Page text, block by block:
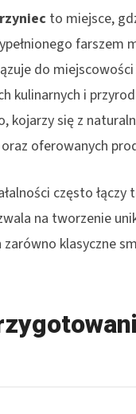
to miejsce,
do
kulinarnych i
kojarzy się z
oferowanych
często
na tworzenie
klasyczne